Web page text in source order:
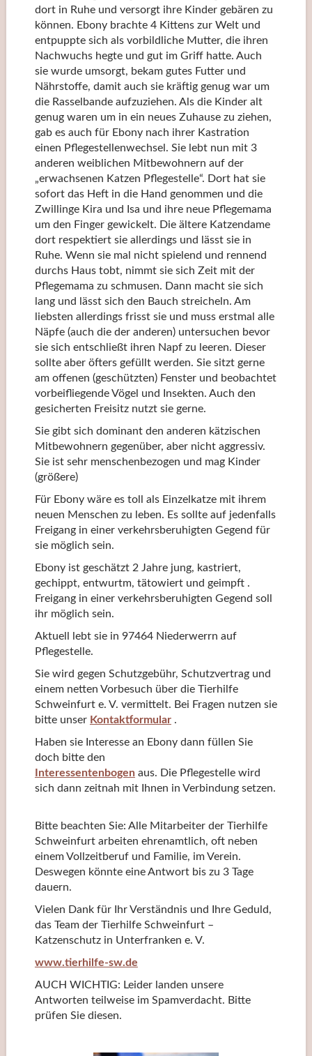
dort in Ruhe und versorgt ihre Kinder gebären zu
können. Ebony brachte 4 Kittens zur Welt und
entpuppte sich als vorbildliche Mutter, die ihren
Nachwuchs hegte und gut im Griff hatte. Auch
sie wurde umsorgt, bekam gutes Futter und
Nährstoffe, damit auch sie kräftig genug war um
die Rasselbande aufzuziehen. Als die Kinder alt
genug waren um in ein neues Zuhause zu ziehen,
gab es auch für Ebony nach ihrer Kastration
einen Pflegestellenwechsel. Sie lebt nun mit 3
anderen weiblichen Mitbewohnern auf der
„erwachsenen Katzen Pflegestelle“. Dort hat sie
sofort das Heft in die Hand genommen und die
Zwillinge Kira und Isa und ihre neue Pflegemama
um den Finger gewickelt. Die ältere Katzendame
dort respektiert sie allerdings und lässt sie in
Ruhe. Wenn sie mal nicht spielend und rennend
durchs Haus tobt, nimmt sie sich Zeit mit der
Pflegemama zu schmusen. Dann macht sie sich
lang und lässt sich den Bauch streicheln. Am
liebsten allerdings frisst sie und muss erstmal alle
Näpfe (auch die der anderen) untersuchen bevor
sie sich entschließt ihren Napf zu leeren. Dieser
sollte aber öfters gefüllt werden. Sie sitzt gerne
am offenen (geschützten) Fenster und beobachtet
vorbeifliegende Vögel und Insekten. Auch den
gesicherten Freisitz nutzt sie gerne.
Sie gibt sich dominant den anderen kätzischen
Mitbewohnern gegenüber, aber nicht aggressiv.
Sie ist sehr menschenbezogen und mag Kinder
(größere)
Für Ebony wäre es toll als Einzelkatze mit ihrem
neuen Menschen zu leben. Es sollte auf jedenfalls
Freigang in einer verkehrsberuhigten Gegend für
sie möglich sein.
Ebony ist geschätzt 2 Jahre jung, kastriert,
gechippt, entwurtm, tätowiert und geimpft .
Freigang in einer verkehrsberuhigten Gegend soll
ihr möglich sein.
Aktuell lebt sie in 97464 Niederwerrn auf
Pflegestelle.
Sie wird gegen Schutzgebühr, Schutzvertrag und
einem netten Vorbesuch über die Tierhilfe
Schweinfurt e. V. vermittelt. Bei Fragen nutzen sie
bitte unser Kontaktformular.
Haben sie Interesse an Ebony dann füllen Sie
doch bitte den
Interessentenbogen aus. Die Pflegestelle wird
sich dann zeitnah mit Ihnen in Verbindung setzen.
Bitte beachten Sie: Alle Mitarbeiter der Tierhilfe
Schweinfurt arbeiten ehrenamtlich, oft neben
einem Vollzeitberuf und Familie, im Verein.
Deswegen könnte eine Antwort bis zu 3 Tage
dauern.
Vielen Dank für Ihr Verständnis und Ihre Geduld,
das Team der Tierhilfe Schweinfurt –
Katzenschutz in Unterfranken e. V.
www.tierhilfe-sw.de
AUCH WICHTIG: Leider landen unsere
Antworten teilweise im Spamverdacht. Bitte
prüfen Sie diesen.